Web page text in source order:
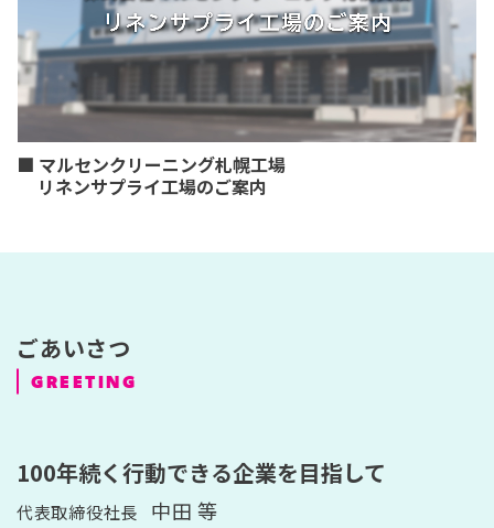
■ マルセンクリーニング札幌工場
リネンサプライ工場のご案内
ごあいさつ
GREETING
100年続く行動できる企業を目指して
代表取締役社長 中田 等